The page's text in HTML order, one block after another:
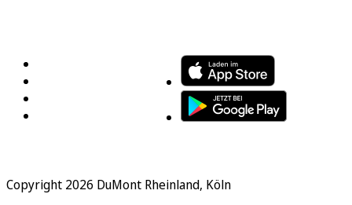
Copyright 2026 DuMont Rheinland, Köln